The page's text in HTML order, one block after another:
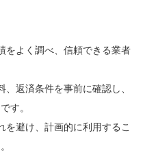
をよく調べ、信頼できる業者
、返済条件を事前に確認し、
す。
を避け、計画的に利用するこ